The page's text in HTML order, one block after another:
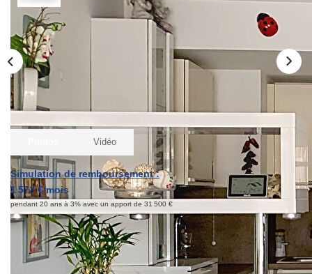
Qui Sommes-Nous ?
Notre Équipe
Nous Rejoindre
Contact
ESPACE CLIENT
Propriétaire
Locataire
Simulation de remboursement :
1 572 €/mois
pendant 20 ans à 3% avec un apport de 31 500 €
Vidéo
Description
Réf : 21333